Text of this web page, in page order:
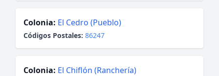
Colonia: El Cedro (Pueblo)
Códigos Postales: 86247
Colonia: El Chiflón (Ranchería)